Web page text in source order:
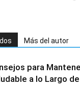
Más del autor
para
a lo Largo